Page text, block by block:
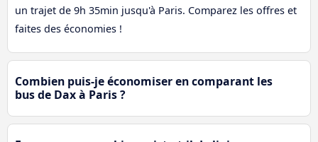
un trajet de 9h 35min jusqu'à Paris. Comparez les offres et
faites des économies !
Combien puis-je économiser en comparant les
bus de Dax à Paris ?